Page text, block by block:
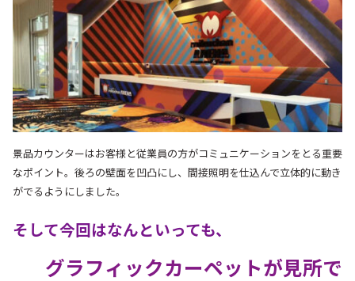
景品カウンターはお客様と従業員の方がコミュニケーションをとる重要
なポイント。 後ろの壁面を凹凸にし、間接照明を仕込んで立体的に動き
がでるようにしました。
そして今回はなんといっても、
グラフィックカーペットが見所で